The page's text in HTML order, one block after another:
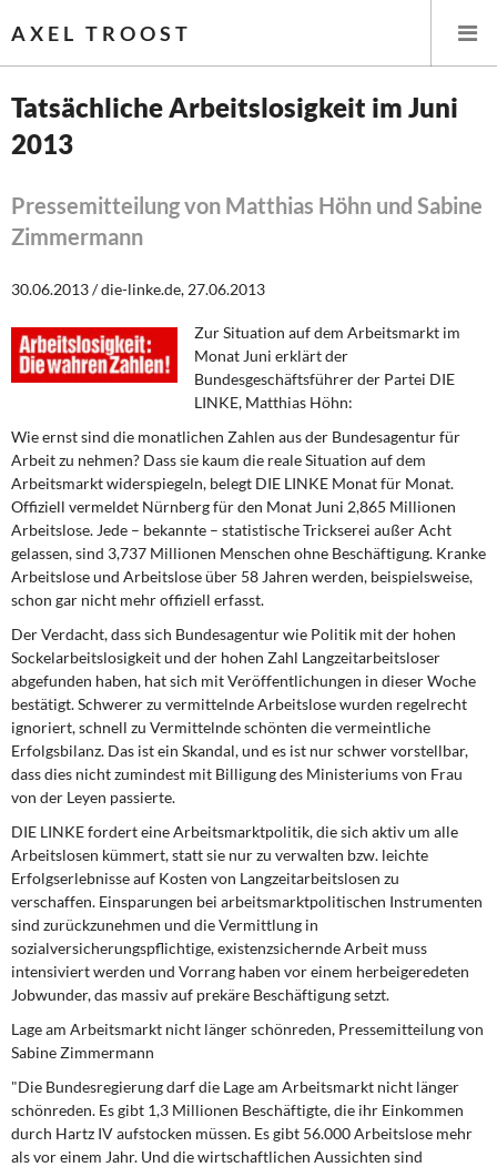
AXEL TROOST
Startseite
Themen
Steuer- und Finanzpolitik
Öffentliche Infrastruktur und Daseinsvorsorge
Eurokrise und Griechenland
DIE LINKE
Weitere Themen
Memo-Gruppe
Institut Solidarische Moderne
Rosa-Luxemburg-Stiftung
Über mich
Kontakt
Tatsächliche Arbeitslosigkeit im Juni
2013
Pressemitteilung von Matthias Höhn und Sabine
Zimmermann
30.06.2013 / die-linke.de, 27.06.2013
Zur Situation auf dem Arbeitsmarkt im
Monat Juni erklärt der
Bundesgeschäftsführer der Partei DIE
LINKE, Matthias Höhn:
Wie ernst sind die monatlichen Zahlen aus der Bundesagentur für
Arbeit zu nehmen? Dass sie kaum die reale Situation auf dem
Arbeitsmarkt widerspiegeln, belegt DIE LINKE Monat für Monat.
Offiziell vermeldet Nürnberg für den Monat Juni 2,865 Millionen
Arbeitslose. Jede – bekannte – statistische Trickserei außer Acht
gelassen, sind 3,737 Millionen Menschen ohne Beschäftigung. Kranke
Arbeitslose und Arbeitslose über 58 Jahren werden, beispielsweise,
schon gar nicht mehr offiziell erfasst.
Der Verdacht, dass sich Bundesagentur wie Politik mit der hohen
Sockelarbeitslosigkeit und der hohen Zahl Langzeitarbeitsloser
abgefunden haben, hat sich mit Veröffentlichungen in dieser Woche
bestätigt. Schwerer zu vermittelnde Arbeitslose wurden regelrecht
ignoriert, schnell zu Vermittelnde schönten die vermeintliche
Erfolgsbilanz. Das ist ein Skandal, und es ist nur schwer vorstellbar,
dass dies nicht zumindest mit Billigung des Ministeriums von Frau
von der Leyen passierte.
DIE LINKE fordert eine Arbeitsmarktpolitik, die sich aktiv um alle
Arbeitslosen kümmert, statt sie nur zu verwalten bzw. leichte
Erfolgserlebnisse auf Kosten von Langzeitarbeitslosen zu
verschaffen. Einsparungen bei arbeitsmarktpolitischen Instrumenten
sind zurückzunehmen und die Vermittlung in
sozialversicherungspflichtige, existenzsichernde Arbeit muss
intensiviert werden und Vorrang haben vor einem herbeigeredeten
Jobwunder, das massiv auf prekäre Beschäftigung setzt.
Lage am Arbeitsmarkt nicht länger schönreden, Pressemitteilung von
Sabine Zimmermann
"Die Bundesregierung darf die Lage am Arbeitsmarkt nicht länger
schönreden. Es gibt 1,3 Millionen Beschäftigte, die ihr Einkommen
durch Hartz IV aufstocken müssen. Es gibt 56.000 Arbeitslose mehr
als vor einem Jahr. Und die wirtschaftlichen Aussichten sind